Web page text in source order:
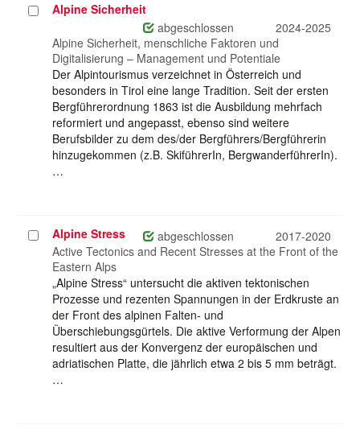
ProjektAlpine Sicherheit
abgeschlossen
2024-2025
Alpine Sicherheit, menschliche Faktoren und
Digitalisierung – Management und Potentiale
Der Alpintourismus verzeichnet in Österreich und
besonders in Tirol eine lange Tradition. Seit der ersten
Bergführerordnung 1863 ist die Ausbildung mehrfach
reformiert und angepasst, ebenso sind weitere
Berufsbilder zu dem des/der Bergführers/Bergführerin
hinzugekommen (z.B. SkiführerIn, BergwanderführerIn).
…
Projekt
auswählen
Alpine Stress abgeschlossen
2017-2020
Active Tectonics and Recent Stresses at the Front of the
Eastern Alps
„Alpine Stress“ untersucht die aktiven tektonischen
Prozesse und rezenten Spannungen in der Erdkruste an
der Front des alpinen Falten- und
Überschiebungsgürtels. Die aktive Verformung der Alpen
resultiert aus der Konvergenz der europäischen und
adriatischen Platte, die jährlich etwa 2 bis 5 mm beträgt.
…